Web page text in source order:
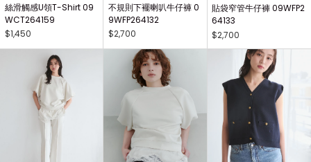
絲滑觸感U領T-Shirt 09
WCT264159
$1,450
不規則下襬喇叭牛仔褲 0
9WFP264132
$2,700
貼袋窄管牛仔褲 09WFP2
64133
$2,700